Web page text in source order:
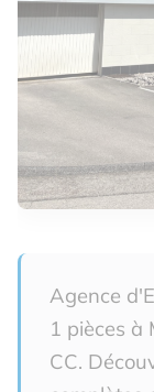
Agence
1 pièces à
CC.